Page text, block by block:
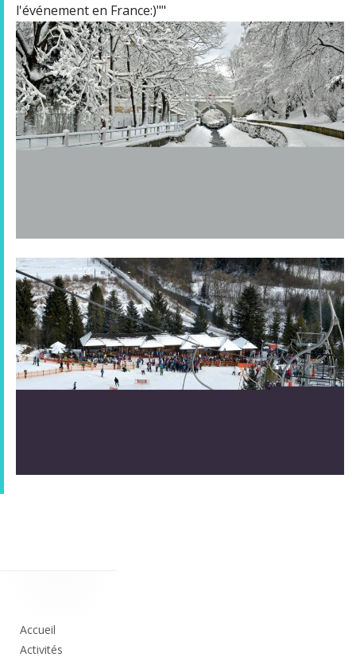
l'événement en France:)""
principale
Accueil
Activités